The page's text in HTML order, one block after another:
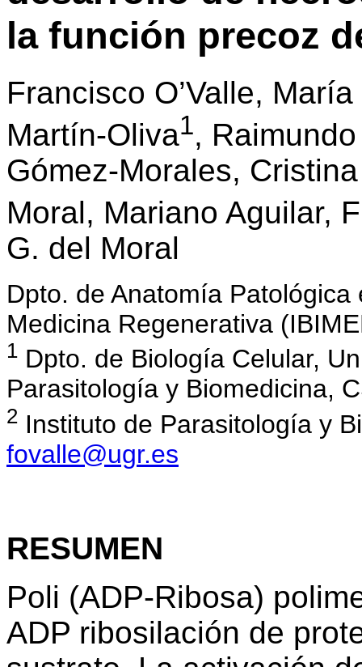
la función precoz
Francisco O’Valle,
Martín-Oliva1,
Gómez-Morales,
Moral, Mariano Aguilar,
G. del Moral
Dpto. de Anatomía
Medicina Regenerativa
1 Dpto. de Biología Celular,
Parasitología y Biomedicina,
2 Instituto de Parasitología y
fovalle@ugr.es
RESUMEN
Poli (ADP-Ribosa)
ADP ribosilación de